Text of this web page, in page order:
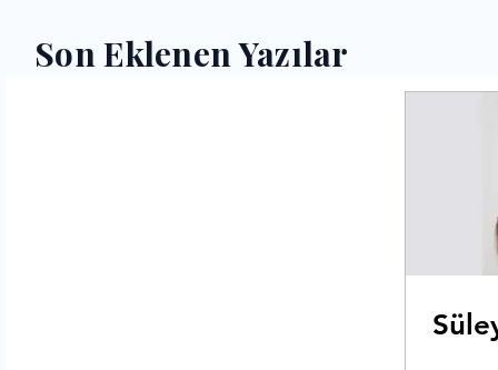
Son Eklenen Yazılar